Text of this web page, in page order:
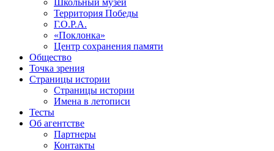
Школьный музей
Территория Победы
Г.О.Р.А.
«Поклонка»
Центр сохранения памяти
Общество
Точка зрения
Страницы истории
Страницы истории
Имена в летописи
Тесты
Об агентстве
Партнеры
Контакты